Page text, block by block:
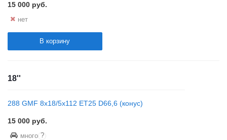
15 000 руб.
нет
В корзину
18''
288 GMF 8x18/5x112 ET25 D66,6 (конус)
15 000 руб.
много ?